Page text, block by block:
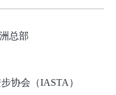
总部
协会（IASTA）